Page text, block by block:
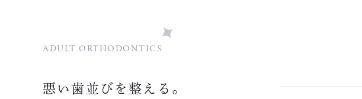
ADULT ORTHODONTICS
悪い歯並びを整える。